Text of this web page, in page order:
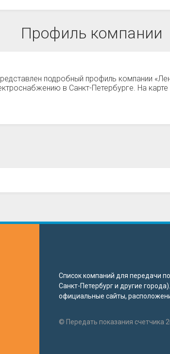
Профиль компании
подробный профиль компании
в Санкт-Петербурге. На
Список компаний для передачи
Санкт-Петербург и другие
официальные сайты,
© Передать показания счетчика